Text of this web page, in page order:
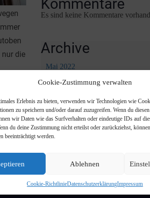
Cookie-Zustimmung verwalten
Erlebnis zu bieten, verwenden wir Technologien wie
zu speichern und/oder darauf zuzugreifen. Wenn du
wir Daten wie das Surfverhalten oder eindeutige IDs auf
du deine Zustimmung nicht erteilst oder zurückziehst,
beeinträchtigt werden.
Ablehnen
Cookie-RichtlinieDatenschutzerklärungImpressum
die
Kommentare
Es sind keine Kommentare
Archive
Mai 2022
Februar 2022
Kategorien
Probetag
Probewochenende